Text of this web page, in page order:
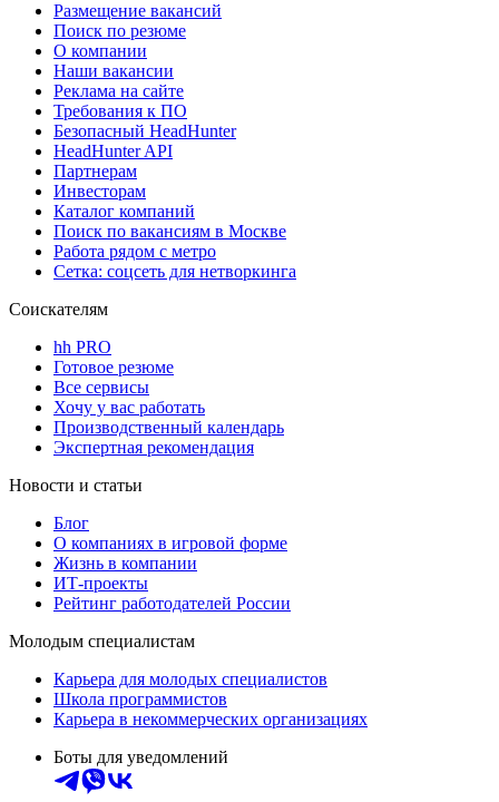
Размещение вакансий
Поиск по резюме
О компании
Наши вакансии
Реклама на сайте
Требования к ПО
Безопасный HeadHunter
HeadHunter API
Партнерам
Инвесторам
Каталог компаний
Поиск по вакансиям в Москве
Работа рядом с метро
Сетка: соцсеть для нетворкинга
Соискателям
hh PRO
Готовое резюме
Все сервисы
Хочу у вас работать
Производственный календарь
Экспертная рекомендация
Новости и статьи
Блог
О компаниях в игровой форме
Жизнь в компании
ИТ-проекты
Рейтинг работодателей России
Молодым специалистам
Карьера для молодых специалистов
Школа программистов
Карьера в некоммерческих организациях
Боты для уведомлений